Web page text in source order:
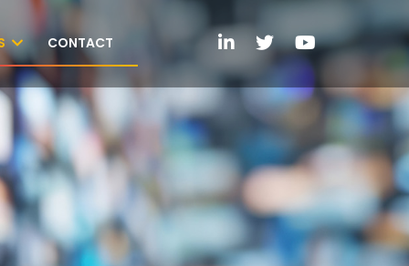
CONTACT